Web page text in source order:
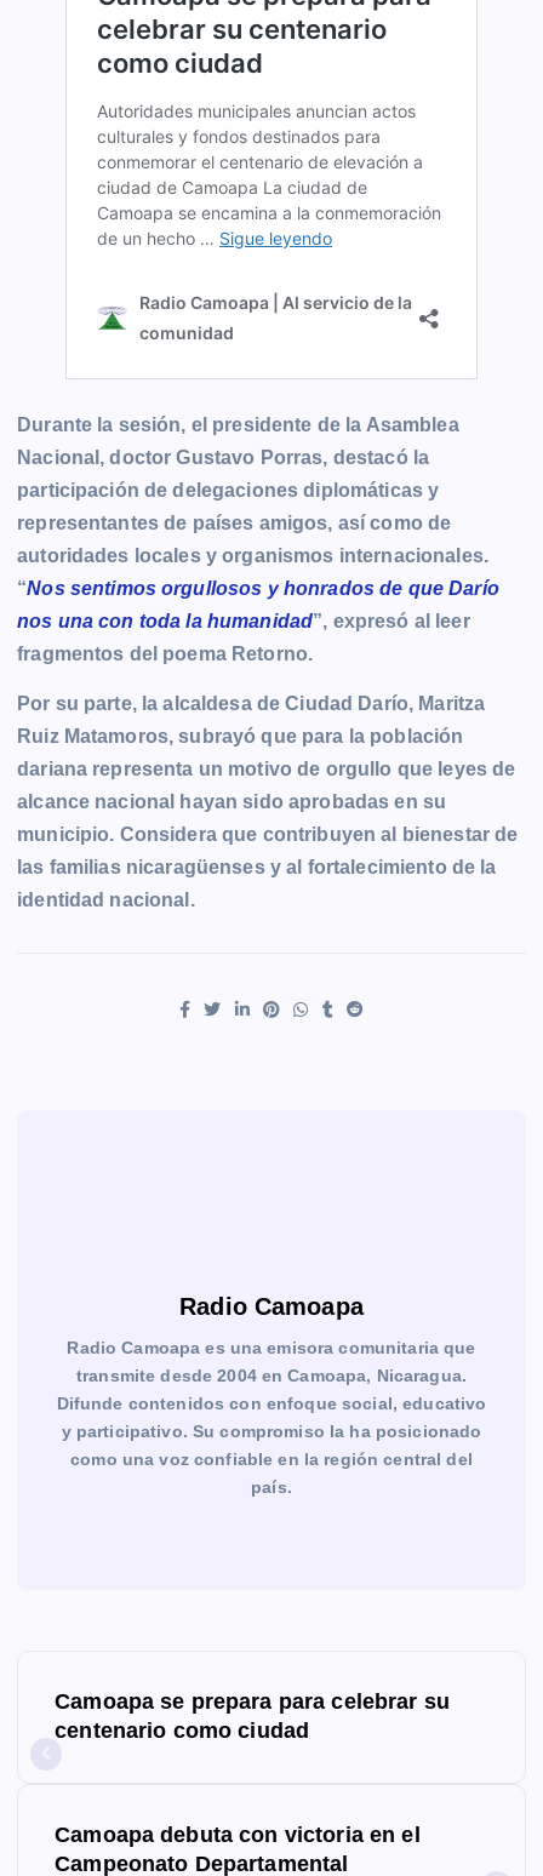
Durante la sesión, el presidente de la Asamblea
Nacional, doctor Gustavo Porras, destacó la
participación de delegaciones diplomáticas y
representantes de países amigos, así como de
autoridades locales y organismos internacionales.
“Nos sentimos orgullosos y honrados de que Darío
nos una con toda la humanidad”, expresó al leer
fragmentos del poema Retorno.
Por su parte, la alcaldesa de Ciudad Darío, Maritza
Ruiz Matamoros, subrayó que para la población
dariana representa un motivo de orgullo que leyes de
alcance nacional hayan sido aprobadas en su
municipio. Considera que contribuyen al bienestar de
las familias nicaragüenses y al fortalecimiento de la
identidad nacional.
Radio Camoapa
Radio Camoapa es una emisora comunitaria que
transmite desde 2004 en Camoapa, Nicaragua.
Difunde contenidos con enfoque social, educativo
y participativo. Su compromiso la ha posicionado
como una voz confiable en la región central del
país.
Camoapa se prepara para celebrar su
centenario como ciudad
Camoapa debuta con victoria en el
Campeonato Departamental